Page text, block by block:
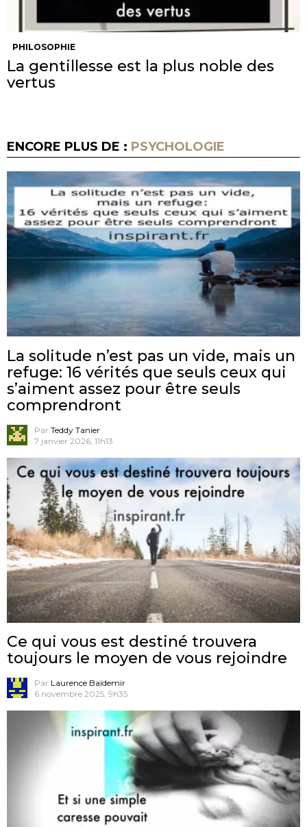
PHILOSOPHIE
La gentillesse est la plus noble des
vertus
ENCORE PLUS DE : PSYCHOLOGIE
La solitude n’est pas un vide, mais un
refuge: 16 vérités que seuls ceux qui
s’aiment assez pour être seuls
comprendront
Par Teddy Tanier
7 janvier 2026, 11h13
Ce qui vous est destiné trouvera
toujours le moyen de vous rejoindre
Par Laurence Baïdemir
6 novembre 2025, 9h35